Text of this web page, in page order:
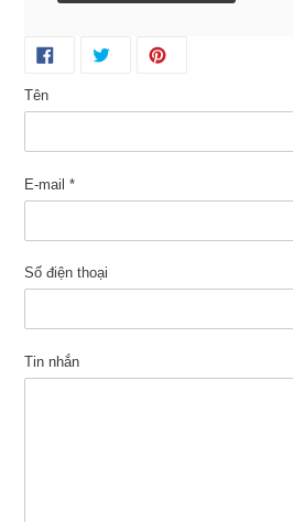
Tên
E-mail *
Số điện thoại
Tin nhắn